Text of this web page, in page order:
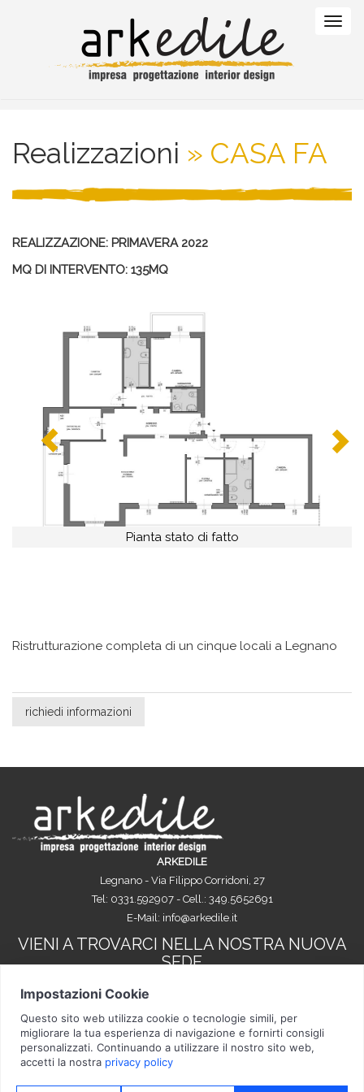
Realizzazioni » CASA FA
REALIZZAZIONE: PRIMAVERA 2022
MQ DI INTERVENTO: 135MQ
Pianta stato di fatto
Ristrutturazione completa di un cinque locali a Legnano
richiedi informazioni
ARKEDILE
Legnano - Via Filippo Corridoni, 27
Tel: 0331.592907 - Cell.: 349.5652691
E-Mail: info@arkedile.it
VIENI A TROVARCI NELLA NOSTRA NUOVA
SEDE